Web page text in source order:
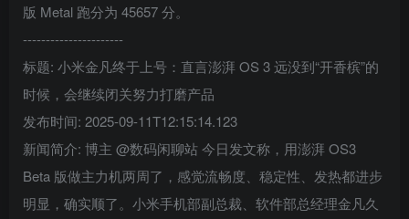
版 Metal 跑分为 45657 分。
----------------------
标题: 小米金凡终于上号：直言澎湃 OS 3 远没到“开香槟”的
时候，会继续闭关努力打磨产品
发布时间: 2025-09-11T12:15:14.123
新闻简介: 博主 @数码闲聊站 今日发文称，用澎湃 OS3
Beta 版做主力机两周了，感觉流畅度、稳定性、发热都进步
明显，确实顺了。小米手机部副总裁、软件部总经理金凡久